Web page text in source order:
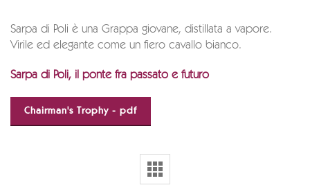
Sarpa di Poli è una Grappa giovane, distillata a vapore.
Virile ed elegante come un fiero cavallo bianco.
Sarpa di Poli, il ponte fra passato e futuro
Chairman's Trophy - pdf